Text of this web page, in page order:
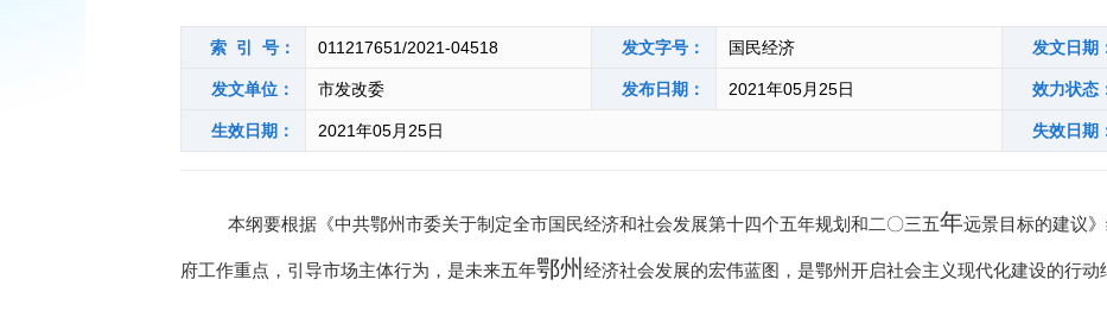
索 引 号： 011217651/2021-04518 发文字号： 国民经济 发文日期
发文单位： 市发改委 发布日期： 2021年05月25日 效力状态
生效日期： 2021年05月25日 失效日期
本纲要根据《中共鄂州市委关于制定全市国民经济和社会发展第十四个五年规划和二〇三五年远景目标的建议
府工作重点，引导市场主体行为，是未来五年鄂州 经济社会发展的宏伟蓝图，是鄂州开启社会主义现代化建设的行动